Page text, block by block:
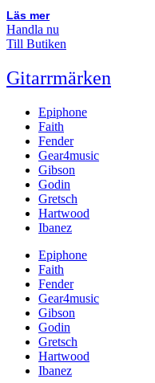
Läs mer
Handla nu
Till Butiken
Gitarrmärken
Epiphone
Faith
Fender
Gear4music
Gibson
Godin
Gretsch
Hartwood
Ibanez
Epiphone
Faith
Fender
Gear4music
Gibson
Godin
Gretsch
Hartwood
Ibanez